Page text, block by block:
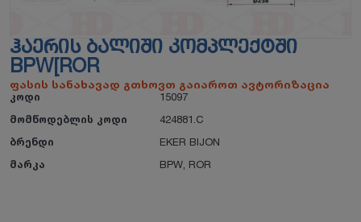
ᲰᲐᲔᲠᲘᲡ ᲑᲐᲚᲘᲨᲘ ᲙᲝᲛᲞᲚᲔᲥᲢᲨᲘ
BPW[ROR
ფასის სანახავად გთხოვთ გაიაროთ ავტორიზაცია
კოდი
15097
მომწოდებლის კოდი
424881.C
ბრენდი
EKER BIJON
მარკა
BPW ROR